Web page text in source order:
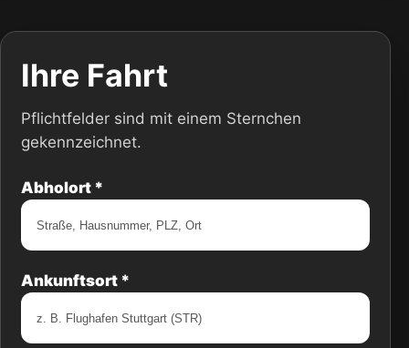
Ihre Fahrt
Pflichtfelder sind mit einem Sternchen
gekennzeichnet.
Abholort *
Ankunftsort *